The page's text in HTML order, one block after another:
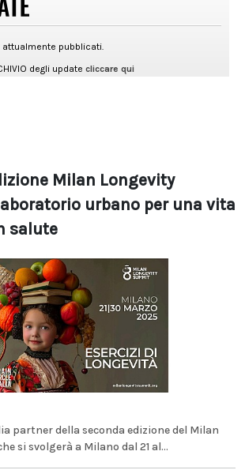
Milan Longevity
urbano per una vita
salute
partner della seconda edizione del Milan
si svolgerà a Milano dal 21 al...